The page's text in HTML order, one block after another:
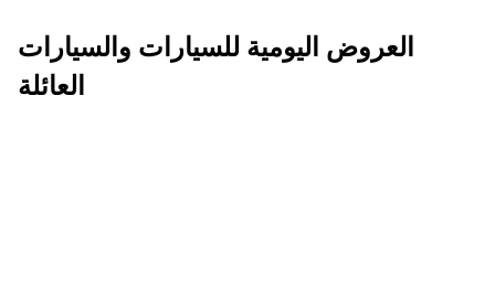
العروض اليومية للسيارات والسيارات
العائلة